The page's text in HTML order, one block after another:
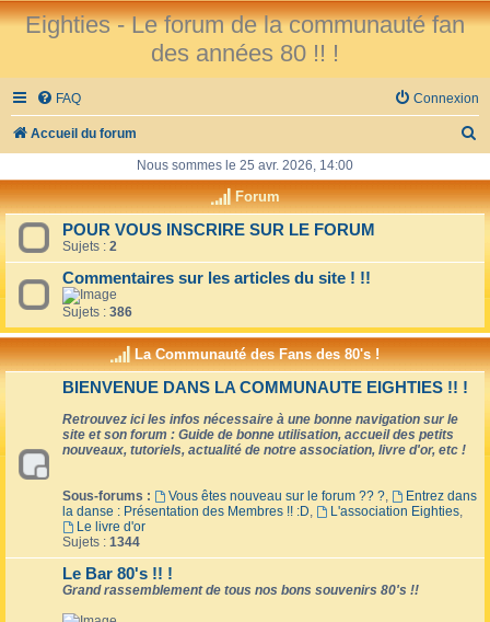
Eighties - Le forum de la communauté fan
des années 80 !! !
FAQ Connexion
Accueil du forum
h
h
e
Nous sommes le 25 avr. 2026, 14:00
Forum
POUR VOUS INSCRIRE SUR LE FORUM
Sujets : 2
Commentaires sur les articles du site ! !!
Sujets : 386
La Communauté des Fans des 80's !
BIENVENUE DANS LA COMMUNAUTE EIGHTIES !! !
Retrouvez ici les infos nécessaire à une bonne navigation sur le
site et son forum : Guide de bonne utilisation, accueil des petits
nouveaux, tutoriels, actualité de notre association, livre d'or, etc !
Sous-forums : Vous êtes nouveau sur le forum ?? ?,
Entrez dans
la danse : Présentation des Membres !! :D, L'association Eighties,
Le livre d'or
Sujets : 1344
Le Bar 80's !! !
Grand rassemblement de tous nos bons souvenirs 80's !!